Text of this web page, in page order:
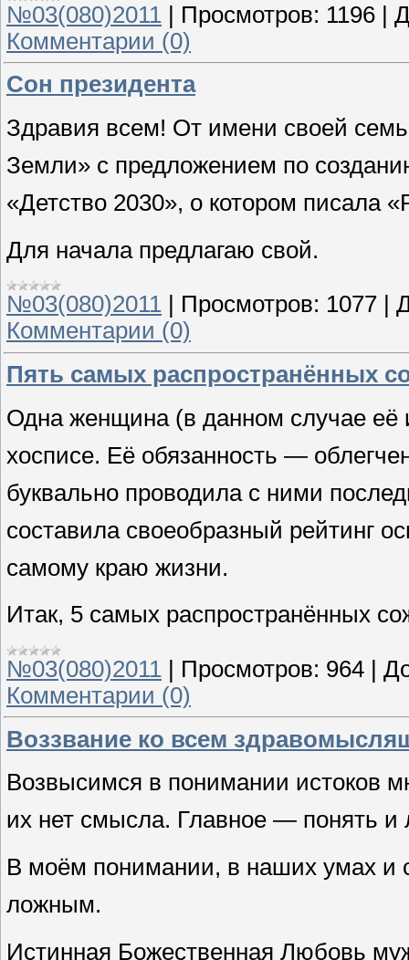
№03(080)2011 Просмотров: 1196
Комментарии (0)
Сон президента
Здравия всем! От имени своей
Земли» с предложением по
«Детство 2030», о котором писала
Для начала предлагаю свой.
№03(080)2011 Просмотров: 1077
Комментарии (0)
Пять самых распространённых
Одна женщина (в данном случае её
хосписе. Её обязанность —
буквально проводила с ними
составила своеобразный рейтинг
самому краю жизни.
Итак, 5 самых распространённых
№03(080)2011 Просмотров: 964
Комментарии (0)
Воззвание ко всем
Возвысимся в понимании истоков
их нет смысла. Главное — понять и
В моём понимании, в наших умах и
ложным.
Истинная Божественная Любовь